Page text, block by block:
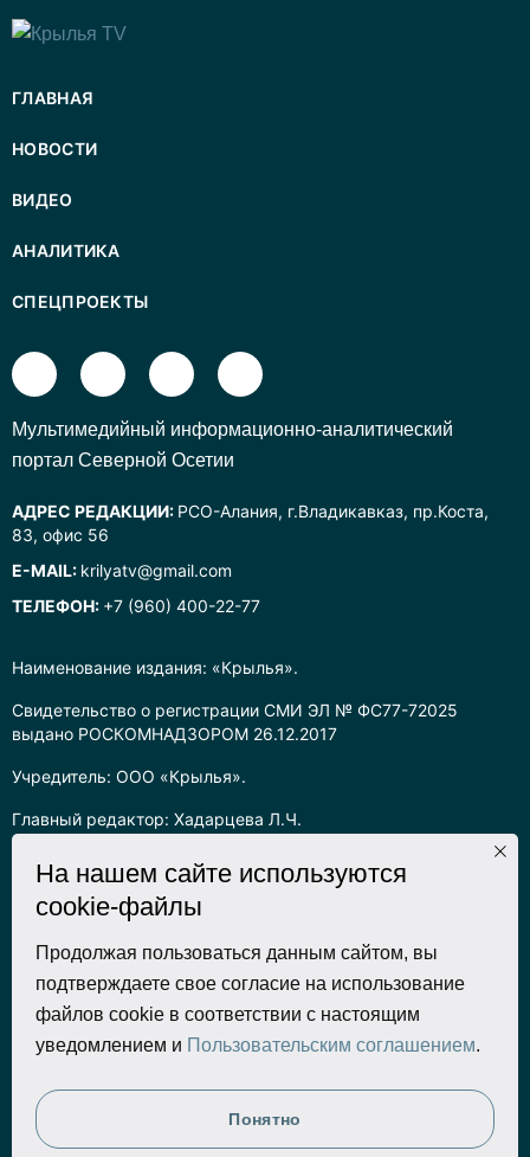
Наименование издания: «Крылья».
Свидетельство о регистрации СМИ ЭЛ № ФС77-72025
выдано РОСКОМНАДЗОРОМ 26.12.2017
Учредитель: ООО «Крылья».
Главный редактор: Хадарцева Л.Ч.
Информация на сайте предназначена для лиц старше 16 лет.
Все права на любые материалы, опубликованные на сайте,
защищены в соответствии с российским законодательством
об интеллектуальной собственности. Любое использование
текстовых, фото, аудио и видеоматериалов возможно только
с согласия правообладателя (ООО «Крылья») и при строгом
наличии ссылки на ресурс. Для сетевых ресурсов –
гиперссылка.
Разработка сайта
ГЛАВНАЯ
НОВОСТИ
ВИДЕО
АНАЛИТИКА
СПЕЦПРОЕКТЫ
Mультимедийный информационно-аналитический
портал Северной Осетии
АДРЕС РЕДАКЦИИ: РСО-Алания, г.Владикавказ, пр.Коста,
83, офис 56
E-MAIL: krilyatv@gmail.com
ТЕЛЕФОН: +7 (960) 400-22-77
На нашем сайте используются
cookie-файлы
Продолжая пользоваться данным сайтом, вы
подтверждаете свое согласие на использование
файлов cookie в соответствии с настоящим
уведомлением и Пользовательским соглашением.
Понятно